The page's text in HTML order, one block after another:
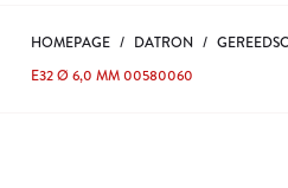
HOMEPAGE / DATRON /
E32 Ø 6,0 MM 00580060